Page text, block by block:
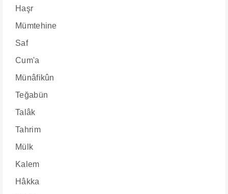
Haşr
Mümtehine
Saf
Cum'a
Münâfikûn
Teğabün
Talâk
Tahrim
Mülk
Kalem
Hâkka